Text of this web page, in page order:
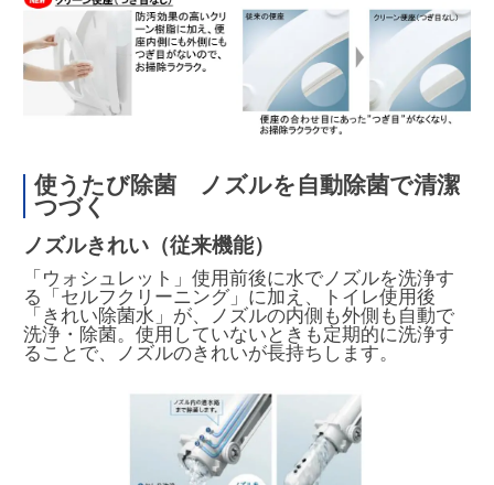
使うたび除菌 ノズルを自動除菌で清潔
つづく
ノズルきれい（従来機能）
「ウォシュレット」使用前後に水でノズルを洗浄す
る「セルフクリーニング」に加え、トイレ使用後
「きれい除菌水」が、ノズルの内側も外側も自動で
洗浄・除菌。使用していないときも定期的に洗浄す
ることで、ノズルのきれいが長持ちします。